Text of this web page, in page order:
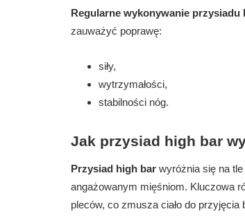
Regularne wykonywanie
zauważyć poprawę:
siły,
wytrzymałości,
stabilności nóg.
Jak przysiad high bar
Przysiad high bar wyróżnia się na
angażowanym mięśniom. Kluczowa
pleców, co zmusza ciało do